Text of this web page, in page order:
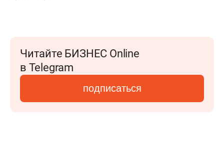
Читайте БИЗНЕС Online
в Telegram
подписаться